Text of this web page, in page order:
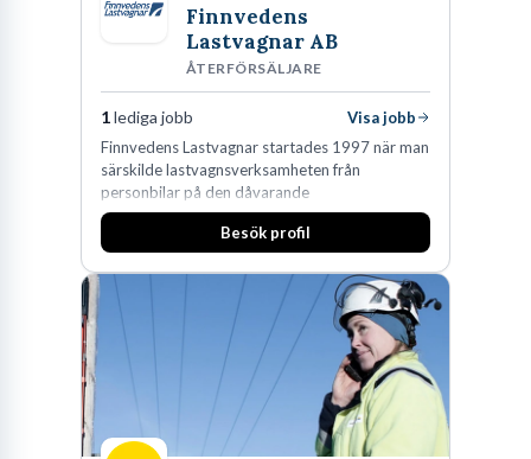
Finnvedens
Lastvagnar AB
ÅTERFÖRSÄLJARE
1lediga jobb
Visa jobb
Finnvedens Lastvagnar startades 1997 när man
särskilde lastvagnsverksamheten från
personbilar på den dåvarande
huvudanläggningen i Värnamo. Sedan dess har
man expanderat kraftigt genom ett antal
den största privata återförsäljaren av Volvo
Lastvagnar och finns representerade på 20
orter i södra Sverige.
Besök profil